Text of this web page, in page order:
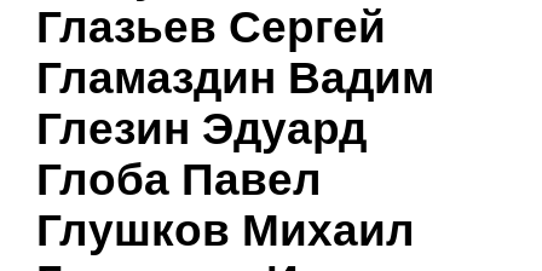
Глазьев Сергей
Гламаздин Вадим
Глезин Эдуард
Глоба Павел
Глушков Михаил